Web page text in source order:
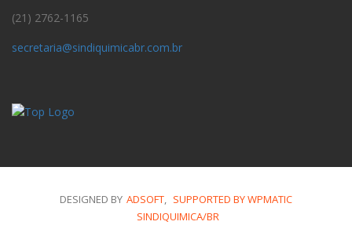
(21) 2762-1165
secretaria@sindiquimicabr.com.br
DESIGNED BY ADSOFT, SUPPORTED BY WPMATIC
SINDIQUIMICA/BR